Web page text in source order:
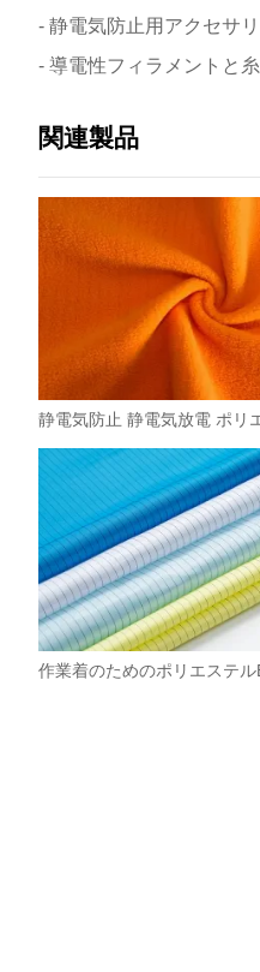
- 静電気防止用アクセサリ
- 導電性フィラメントと糸
関連製品